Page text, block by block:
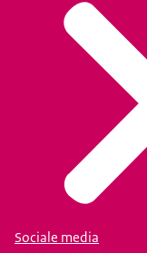
Sociale media